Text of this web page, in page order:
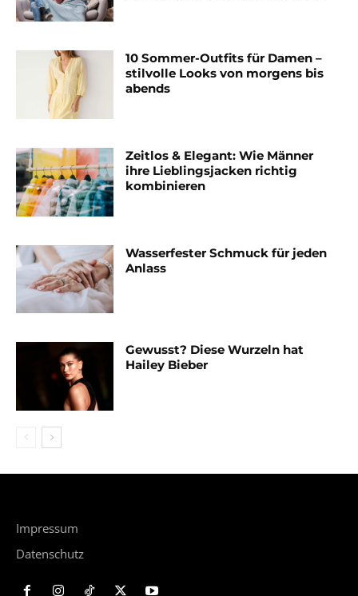
10 Sommer-Outfits für Damen –
stilvolle Looks von morgens bis
abends
Zeitlos & Elegant: Wie Männer
ihre Lieblingsjacken richtig
kombinieren
Wasserfester Schmuck für jeden
Anlass
Gewusst? Diese Wurzeln hat
Hailey Bieber
Impressum
Datenschutz